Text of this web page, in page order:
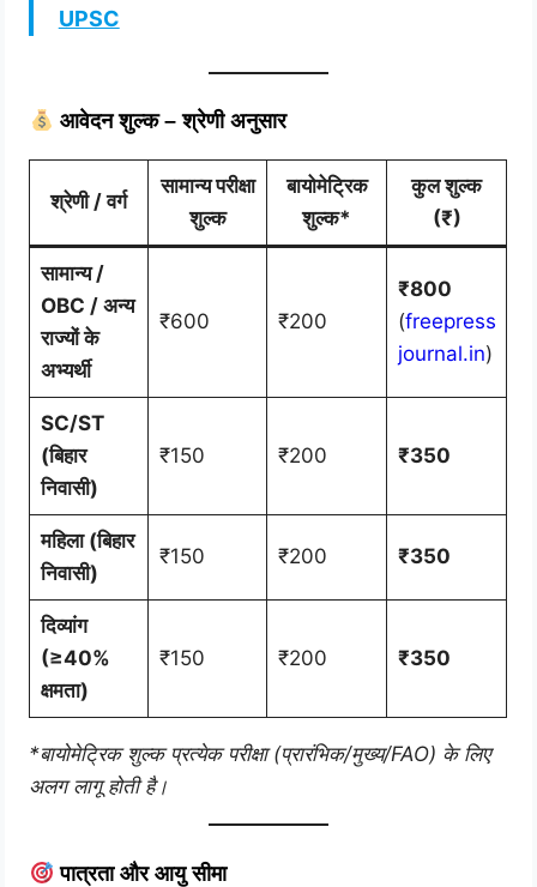
UPSC
आवेदन शुल्क – श्रेणी अनुसार
श्रेणी / वर्ग
सामान्य परीक्षा
शुल्क
बायोमेट्रिक
शुल्क*
कुल शुल्क
(₹)
सामान्य /
OBC / अन्य
राज्यों के
अभ्यर्थी
₹600 ₹200
₹800
(freepress
journal.in)
SC/ST
(बिहार
निवासी)
₹150 ₹200 ₹350
महिला (बिहार
निवासी)
₹150 ₹200 ₹350
दिव्यांग
(≥40%
क्षमता)
₹150 ₹200 ₹350
*बायोमेट्रिक शुल्क प्रत्येक परीक्षा (प्रारंभिक/मुख्य/FAO) के लिए
अलग लागू होती है।
पात्रता और आयु सीमा